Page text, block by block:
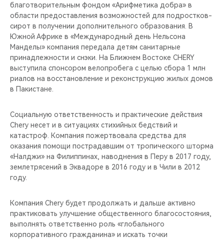
благотворительным фондом «Арифметика добра» в
области предоставления возможностей для подростков-
сирот в получении дополнительного образования. В
Южной Африке в «Международный день Нельсона
Манделы» компания передала детям санитарные
принадлежности и снэки. На Ближнем Востоке CHERY
выступила спонсором велопробега с целью сбора 1 млн
риалов на восстановление и реконструкцию жилых домов
в Пакистане.
Социальную ответственность и практические действия
Chery несет и в ситуациях стихийных бедствий и
катастроф. Компания пожертвовала средства для
оказания помощи пострадавшим от тропического шторма
«Налджи» на Филиппинах, наводнения в Перу в 2017 году,
землетрясений в Эквадоре в 2016 году и в Чили в 2012
году.
Компания Chery будет продолжать и дальше активно
практиковать улучшение общественного благосостояния,
выполнять ответственно роль «глобального
корпоративного гражданина» и искать точки